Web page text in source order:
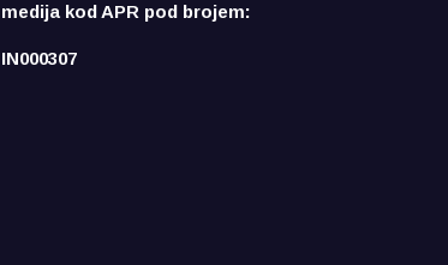
medija kod APR pod brojem:
IN000307